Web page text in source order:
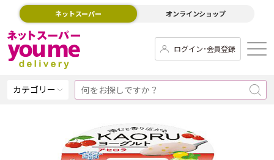
ネットスーパー オンラインショップ
ログイン･会員登録
カテゴリー